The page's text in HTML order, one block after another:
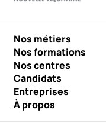
Nos métiers
Nos formations
Nos centres
Candidats
Entreprises
À propos